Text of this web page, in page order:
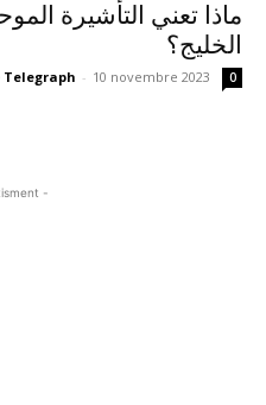
ماذا تعني التأشيرة
الخليج؟
- 10 novembre 2023 0
-